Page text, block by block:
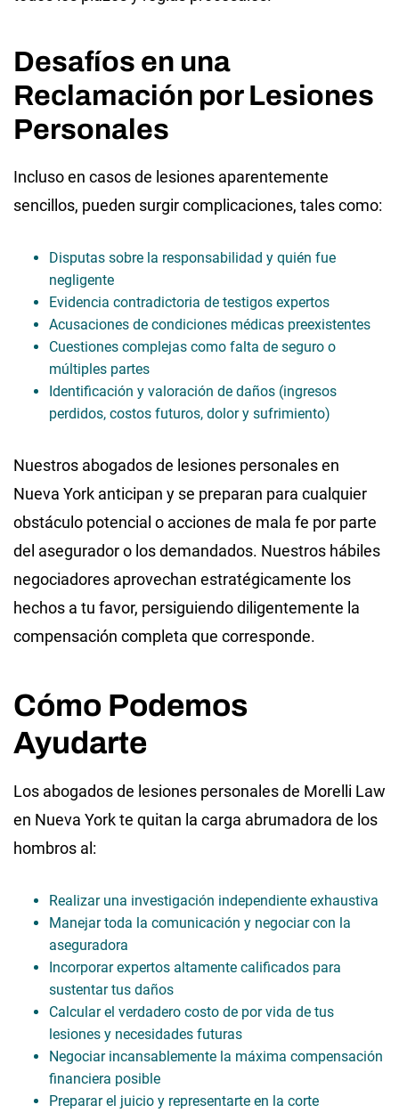
Desafíos en una
Reclamación por Lesiones
Personales
Incluso en casos de lesiones aparentemente
sencillos, pueden surgir complicaciones, tales como:
Disputas sobre la responsabilidad y quién fue
negligente
Evidencia contradictoria de testigos expertos
Acusaciones de condiciones médicas preexistentes
Cuestiones complejas como falta de seguro o
múltiples partes
Identificación y valoración de daños (ingresos
perdidos, costos futuros, dolor y sufrimiento)
Nuestros abogados de lesiones personales en
Nueva York anticipan y se preparan para cualquier
obstáculo potencial o acciones de mala fe por parte
del asegurador o los demandados. Nuestros hábiles
negociadores aprovechan estratégicamente los
hechos a tu favor, persiguiendo diligentemente la
compensación completa que corresponde.
Cómo Podemos
Ayudarte
Los abogados de lesiones personales de Morelli Law
en Nueva York te quitan la carga abrumadora de los
hombros al:
Realizar una investigación independiente exhaustiva
Manejar toda la comunicación y negociar con la
aseguradora
Incorporar expertos altamente calificados para
sustentar tus daños
Calcular el verdadero costo de por vida de tus
lesiones y necesidades futuras
Negociar incansablemente la máxima compensación
financiera posible
Preparar el juicio y representarte en la corte